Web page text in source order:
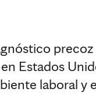
Estados
laboral y